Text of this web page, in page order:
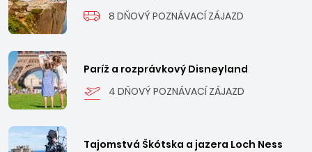
8 DŇOVÝ POZNÁVACÍ ZÁJAZD
Paríž a rozprávkový Disneyland
4 DŇOVÝ POZNÁVACÍ ZÁJAZD
Tajomstvá Škótska a jazera Loch Ness